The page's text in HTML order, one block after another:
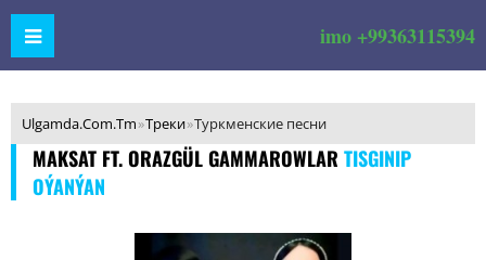
imo +99363115394
Ulgamda.Com.Tm»Треки»Туркменские песни
MAKSAT FT. ORAZGÜL GAMMAROWLAR TISGINIP
OÝANÝAN